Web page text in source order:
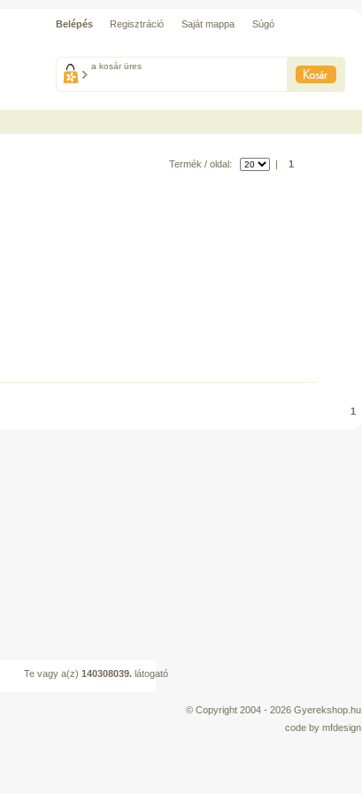
Belépés Regisztráció Saját mappa
Súgó
a kosár üres
Termék / oldal: | 1
1
Te vagy a(z) 140308039. látogató
© Copyright 2004 - 2026 Gyerekshop.hu
code by mfdesign